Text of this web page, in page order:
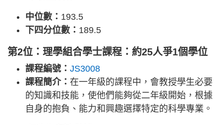
中位數： 193.5
下四分位數： 189.5
第2位：理學組合學士課程：約25人爭1個學位
課程編號： JS3008
課程簡介： 在一年級的課程中，會教授學生必要
的知識和技能，使他們能夠從二年級開始，根據
自身的抱負、能力和興趣選擇特定的科學專業。